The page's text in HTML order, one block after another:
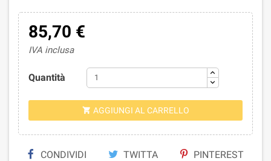
85,70 €
IVA inclusa
Quantità
 AGGIUNGI AL CARRELLO
CONDIVIDI TWITTA PINTEREST